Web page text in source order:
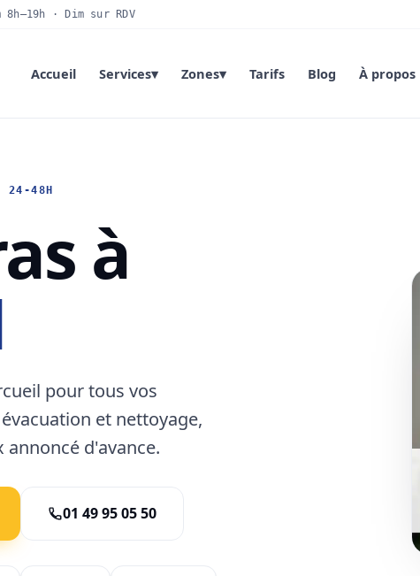
· Dim sur RDV
Accueil Services▾ Zones▾ Tarifs Blog À propos
24-48H
à
pour tous vos
et nettoyage,
annoncé d'avance.
01 49 95 05 50